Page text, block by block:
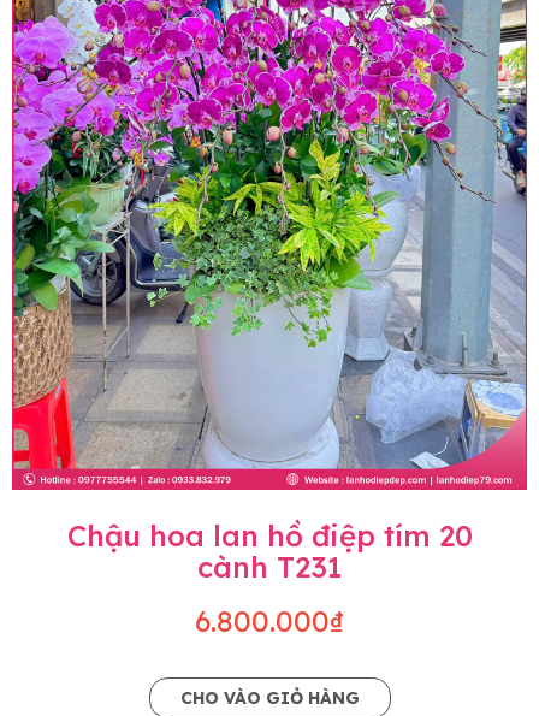
Chậu hoa lan hồ điệp tím 20
cành T231
6.800.000₫
CHO VÀO GIỎ HÀNG